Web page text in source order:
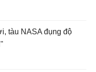
tàu NASA đụng độ